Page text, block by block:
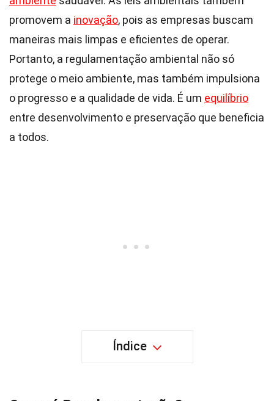
promovem a inovação, pois as empresas buscam
maneiras mais limpas e eficientes de operar.
Portanto, a regulamentação ambiental não só
protege o meio ambiente, mas também impulsiona
o progresso e a qualidade de vida. É um equilíbrio
entre desenvolvimento e preservação que beneficia
a todos.
Índice